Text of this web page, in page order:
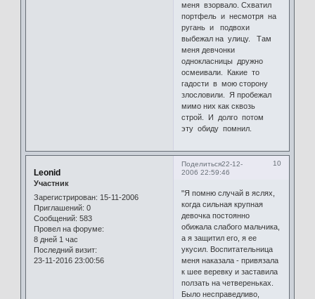
меня взорвало. Схватил
портфель и несмотря на
ругань и подвохи
выбежал на улицу. Там
меня девчонки
однокласницы дружно
осмеивали. Какие то
гадости в мою сторону
злословили. Я пробежал
мимо них как сквозь
строй. И долго потом
эту обиду помнил.
Поделиться 10
22-12-
2006 22:59:46
Leonid
Участник
Зарегистрирован: 15-11-2006
Приглашений: 0
Сообщений: 583
Провел на форуме:
8 дней 1 час
Последний визит:
23-11-2016 23:00:56
"Я помню случай в яслях,
когда сильная крупная
девочка постоянно
обижала слабого мальчика,
а я защитил его, я ее
укусил. Воспитательница
меня наказала - привязала
к шее веревку и заставила
ползать на четвереньках.
Было несправедливо,